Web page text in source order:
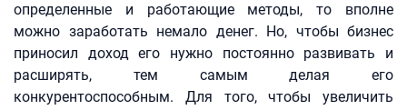
определенные и работающие методы, то вполне
можно заработать немало денег. Но, чтобы бизнес
приносил доход его нужно постоянно развивать и
расширять, тем самым делая его
конкурентоспособным. Для того, чтобы увеличить